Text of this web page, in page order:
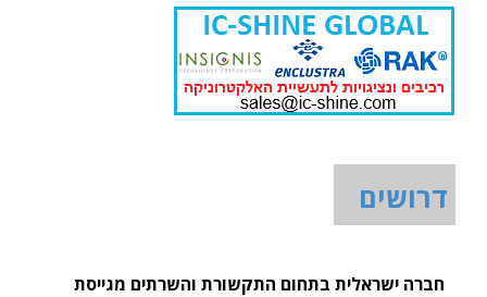
דרושים
חברה ישראלית בתחום התקשורת והשרתים מגייסת